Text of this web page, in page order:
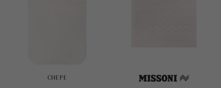
CHEPE